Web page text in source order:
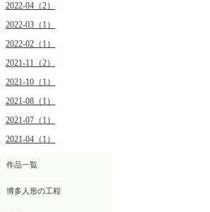
2022-04（2）
2022-03（1）
2022-02（1）
2021-11（2）
2021-10（1）
2021-08（1）
2021-07（1）
2021-04（1）
作品一覧
博多人形の工程